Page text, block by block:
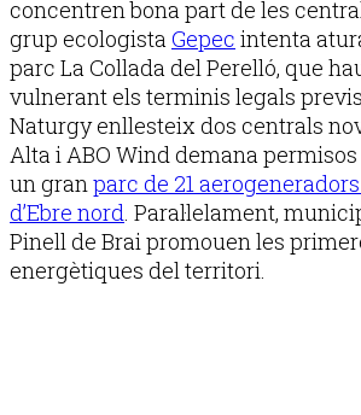
concentren bona part de les
grup ecologista Gepec intenta
parc La Collada del Perelló, que
vulnerant els terminis legals
Naturgy enllesteix dos centrals
Alta i ABO Wind demana permisos
un gran parc de 21
d’Ebre nord . Paral·lelament,
Pinell de Brai promouen les
energètiques del territori.